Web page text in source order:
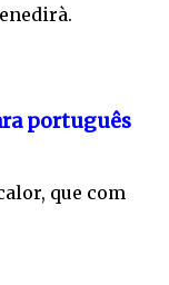
português
que com